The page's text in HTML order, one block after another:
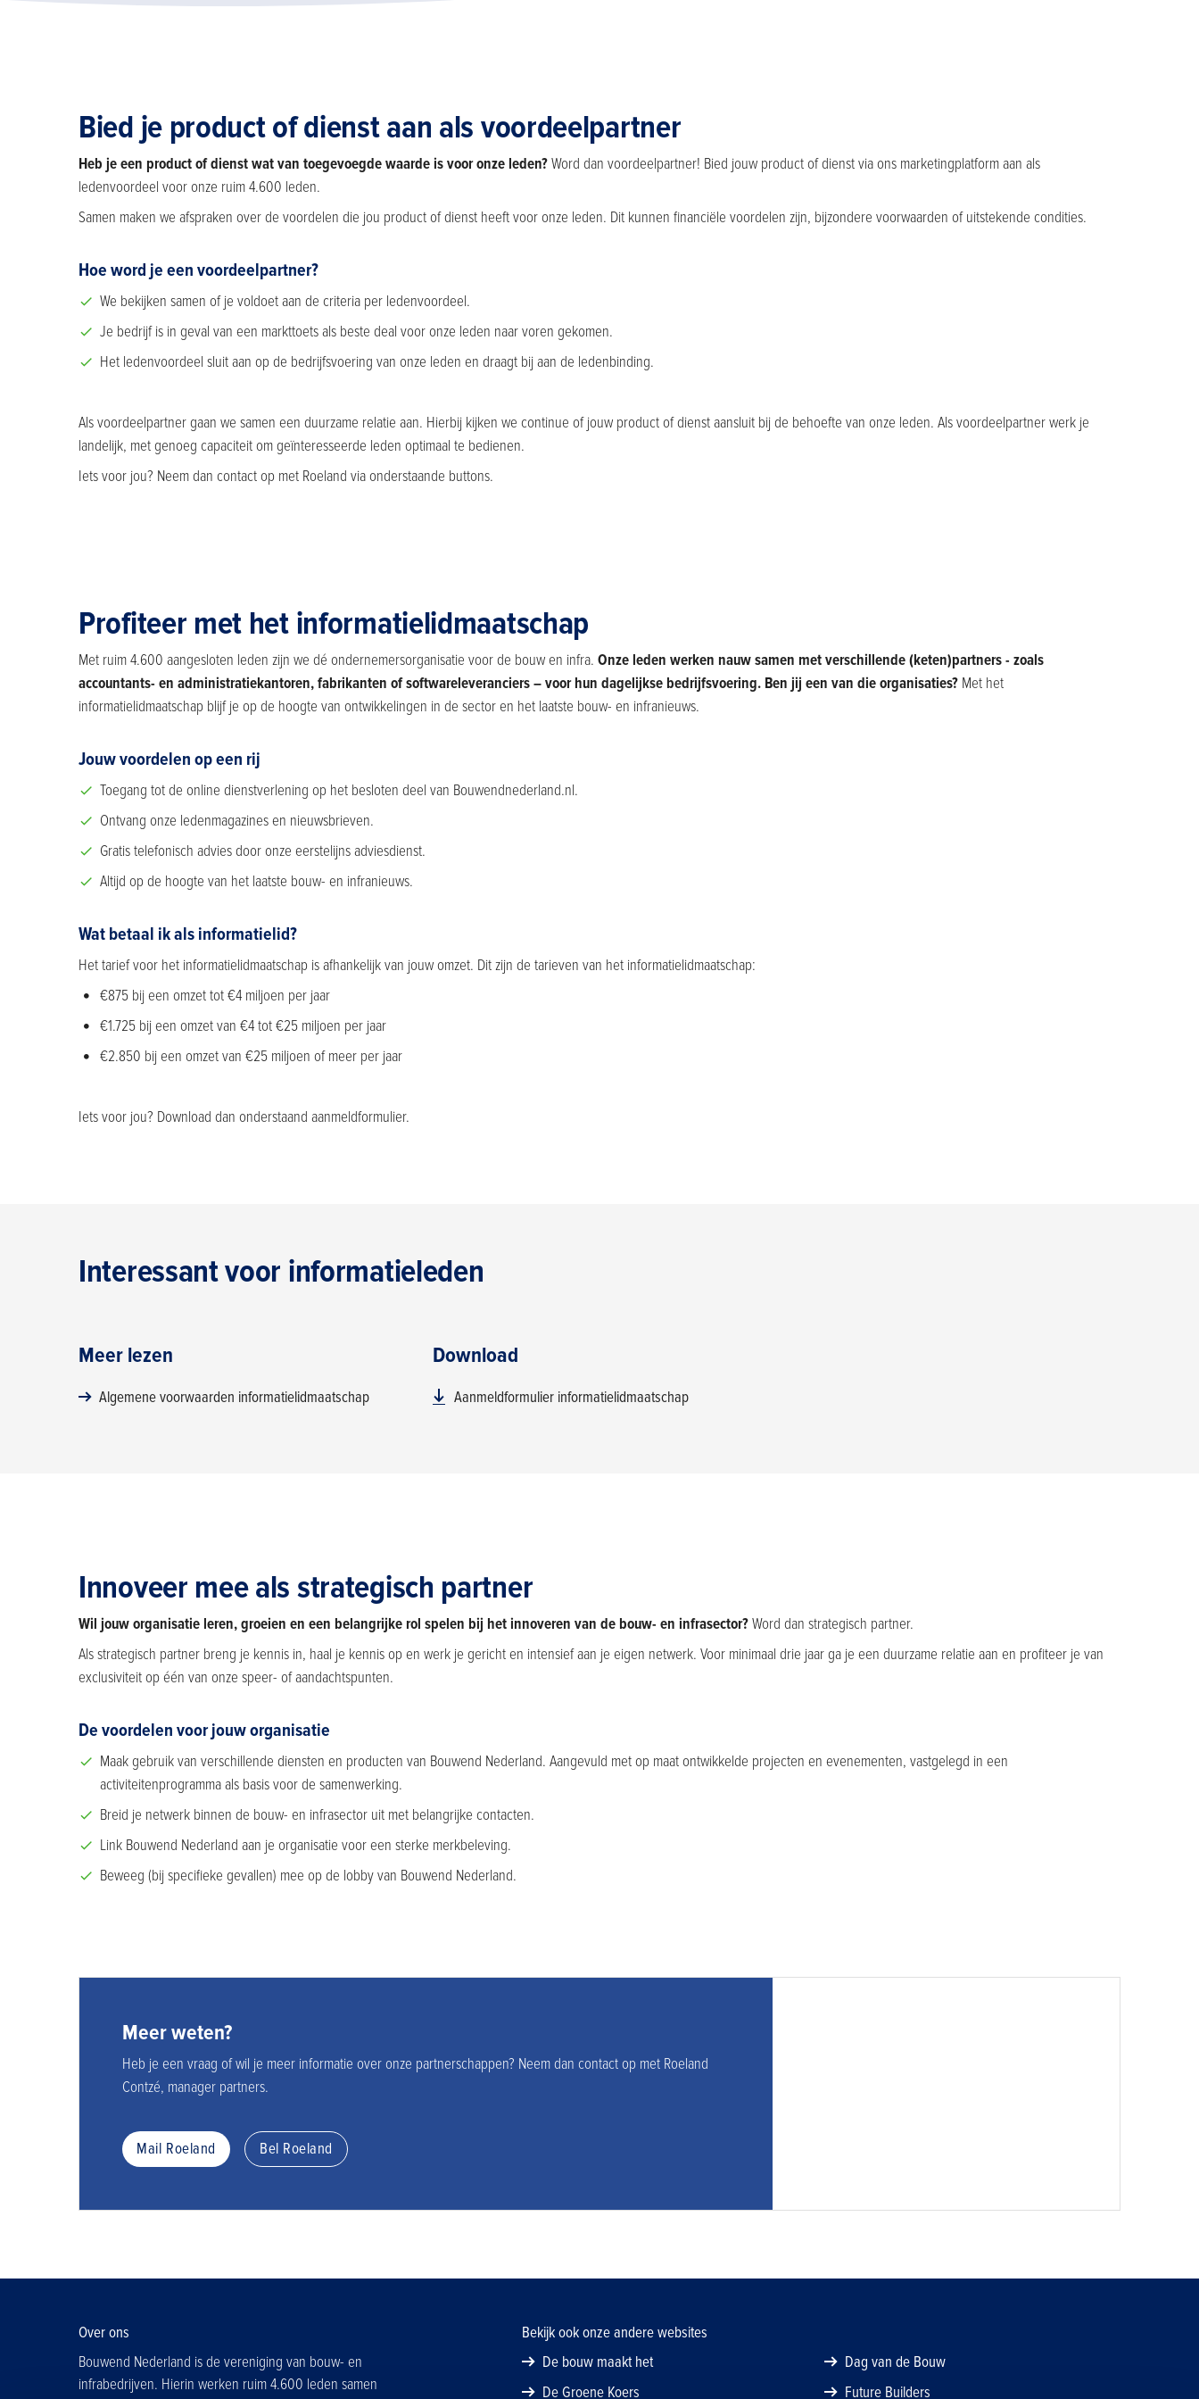
Bied je product of dienst aan als voordeelpartner
Heb je een product of dienst wat van toegevoegde waarde is voor onze leden?Word dan voordeelpartner! Bied jouw product of dienst via ons marketingplatform aan als
ledenvoordeel voor onze ruim 4.600 leden.
Samen maken we afspraken over de voordelen die jou product of dienst heeft voor onze leden. Dit kunnen financiële voordelen zijn, bijzondere voorwaarden of uitstekende condities.
Hoe word je een voordeelpartner?
We bekijken samen of je voldoet aan de criteria per ledenvoordeel.
Je bedrijf is in geval van een markttoets als beste deal voor onze leden naar voren gekomen.
Het ledenvoordeel sluit aan op de bedrijfsvoering van onze leden en draagt bij aan de ledenbinding.
Als voordeelpartner gaan we samen een duurzame relatie aan. Hierbij kijken we continue of jouw product of dienst aansluit bij de behoefte van onze leden. Als voordeelpartner werk je
landelijk, met genoeg capaciteit om geïnteresseerde leden optimaal te bedienen.
Iets voor jou? Neem dan contact op met Roeland via onderstaande buttons.
Profiteer met het informatielidmaatschap
Met ruim 4.600 aangesloten leden zijn we dé ondernemersorganisatie voor de bouw en infra. Onze leden werken nauw samen met verschillende (keten)partners - zoals
accountants- en administratiekantoren, fabrikanten of softwareleveranciers – voor hun dagelijkse bedrijfsvoering. Ben jij een van die organisaties? Met het
informatielidmaatschap blijf je op de hoogte van ontwikkelingen in de sector en het laatste bouw- en infranieuws.
Jouw voordelen op een rij
Toegang tot de online dienstverlening op het besloten deel van Bouwendnederland.nl.
Ontvang onze ledenmagazines en nieuwsbrieven.
Gratis telefonisch advies door onze eerstelijns adviesdienst.
Altijd op de hoogte van het laatste bouw- en infranieuws.
Wat betaal ik als informatielid?
Het tarief voor het informatielidmaatschap is afhankelijk van jouw omzet. Dit zijn de tarieven van het informatielidmaatschap:
€875 bij een omzet tot €4 miljoen per jaar
€1.725 bij een omzet van €4 tot €25 miljoen per jaar
€2.850 bij een omzet van €25 miljoen of meer per jaar
Iets voor jou? Download dan onderstaand aanmeldformulier.
Interessant voor informatieleden
Meer lezen
Algemene voorwaarden informatielidmaatschap
Download
Aanmeldformulier informatielidmaatschap
Innoveer mee als strategisch partner
Wil jouw organisatie leren, groeien en een belangrijke rol spelen bij het innoveren van de bouw- en infrasector?Word dan strategisch partner.
Als strategisch partner breng je kennis in, haal je kennis op en werk je gericht en intensief aan je eigen netwerk. Voor minimaal drie jaar ga je een duurzame relatie aan en profiteer je van
exclusiviteit op één van onze speer- of aandachtspunten.
De voordelen voor jouw organisatie
Maak gebruik van verschillende diensten en producten van Bouwend Nederland. Aangevuld met op maat ontwikkelde projecten en evenementen, vastgelegd in een
activiteitenprogramma als basis voor de samenwerking.
Breid je netwerk binnen de bouw- en infrasector uit met belangrijke contacten.
Link Bouwend Nederland aan je organisatie voor een sterke merkbeleving.
Beweeg (bij specifieke gevallen) mee op de lobby van Bouwend Nederland.
Meer weten?
Heb je een vraag of wil je meer informatie over onze partnerschappen? Neem dan contact op met Roeland
Contzé, manager partners.
Mail Roeland Bel Roeland
Over ons
Bouwend Nederland is de vereniging van bouw- en
infrabedrijven. Hierin werken ruim 4.600 leden samen
Bekijk ook onze andere websites
De bouw maakt het
Dag van de Bouw
De Groene Koers
Future Builders